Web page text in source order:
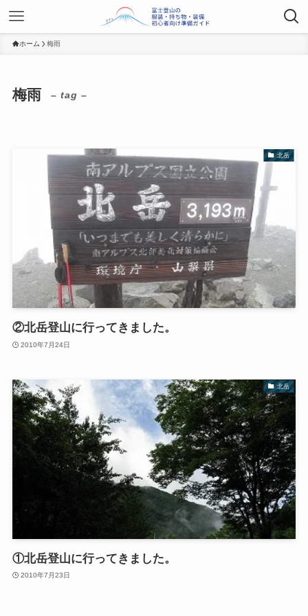
ホーム 梅雨
梅雨 – tag –
北岳
②北岳登山に行ってきました。
2010年7月24日
北岳
①北岳登山に行ってきました。
2010年7月23日